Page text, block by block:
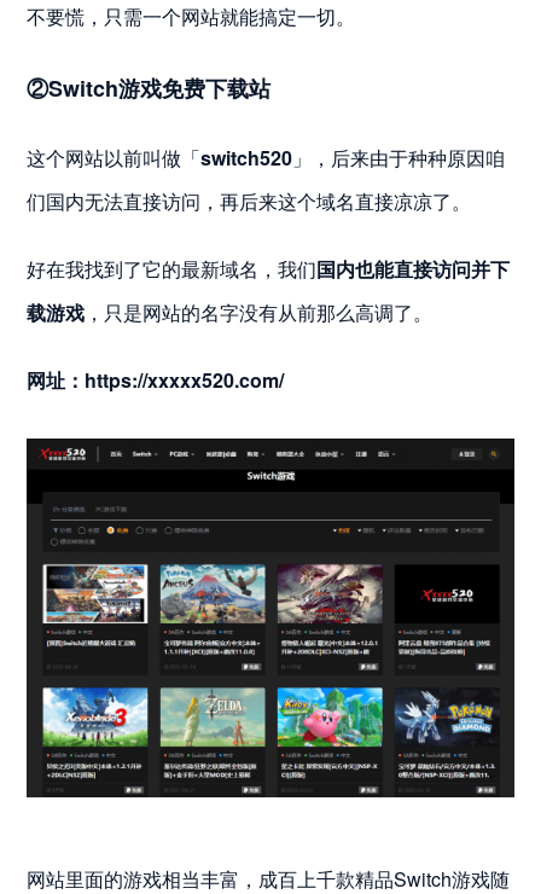
不要慌，只需一个网站就能搞定一切。
②Switch游戏免费下载站
这个网站以前叫做「switch520 」，后来由于种种原因咱
们国内无法直接访问，再后来这个域名直接凉凉了。
好在我找到了它的最新域名，我们国内也能直接访问并下
载游戏 ，只是网站的名字没有从前那么高调了。
网址：https://xxxxx520.com/
网站里面的游戏相当丰富，成百上千款精品Switch游戏随